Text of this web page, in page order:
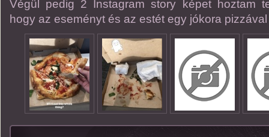
Végül pedig 2 Instagram story képet hoztam
hogy az eseményt és az estét egy jókora